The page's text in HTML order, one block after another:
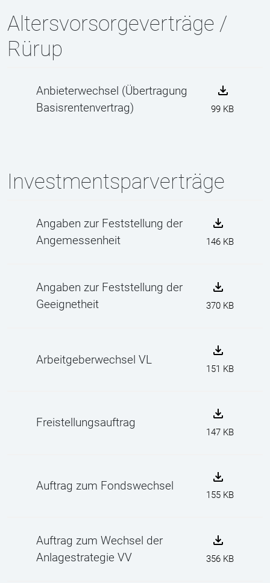
Altersvorsorgeverträge /
Rürup
Anbieterwechsel (Übertragung
Basisrentenvertrag)
99 KB
Investmentsparverträge
Angaben zur Feststellung der
Angemessenheit
146 KB
Angaben zur Feststellung der
Geeignetheit
370 KB
Arbeitgeberwechsel VL
151 KB
Freistellungsauftrag
147 KB
Auftrag zum Fondswechsel
155 KB
Auftrag zum Wechsel der
Anlagestrategie VV
356 KB